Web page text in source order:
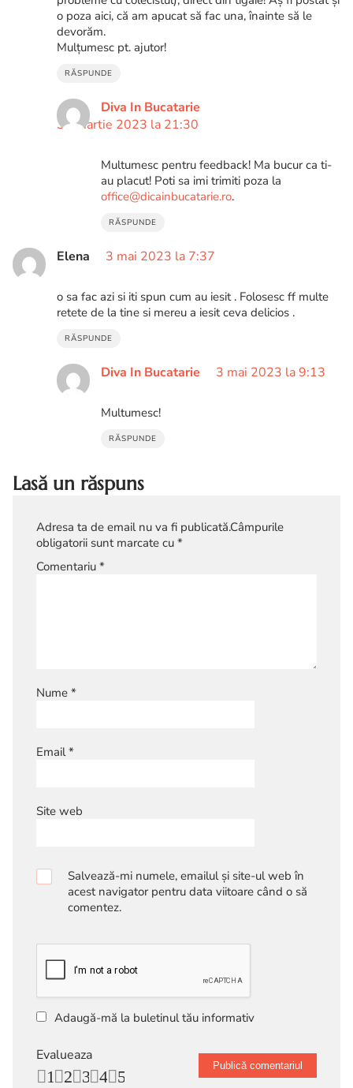
o poza aici, că am apucat să fac una, înainte să le
devorăm.
Mulțumesc pt. ajutor!
RĂSPUNDE
Diva In Bucatarie
31 martie 2023 la 21:30
Multumesc pentru feedback! Ma bucur ca ti-
au placut! Poti sa imi trimiti poza la
office@dicainbucatarie.ro.
RĂSPUNDE
Elena 3 mai 2023 la 7:37
o sa fac azi si iti spun cum au iesit . Folosesc ff multe
retete de la tine si mereu a iesit ceva delicios .
RĂSPUNDE
Diva In Bucatarie 3 mai 2023 la 9:13
Multumesc!
RĂSPUNDE
Lasă un răspuns
Adresa ta de email nu va fi publicată.Câmpurile
obligatorii sunt marcate cu *
Comentariu *
Nume *
Email*
Site web
Salvează-mi numele, emailul și site-ul web în
acest navigator pentru data viitoare când o să
comentez.
Adaugă-mă la buletinul tău informativ
Evalueaza
5
4
3
2
1